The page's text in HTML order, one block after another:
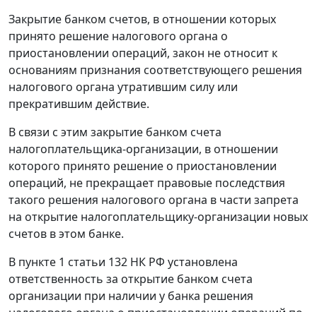
Закрытие банком счетов, в отношении которых
принято решение налогового органа о
приостановлении операций, закон не относит к
основаниям признания соответствующего решения
налогового органа утратившим силу или
прекратившим действие.
В связи с этим закрытие банком счета
налогоплательщика-организации, в отношении
которого принято решение о приостановлении
операций, не прекращает правовые последствия
такого решения налогового органа в части запрета
на открытие налогоплательщику-организации новых
счетов в этом банке.
В пункте 1 статьи 132 НК РФ установлена
ответственность за открытие банком счета
организации при наличии у банка решения